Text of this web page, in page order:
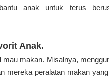
anak untuk terus
Anak.
makan. Misalnya,
mereka peralatan makan